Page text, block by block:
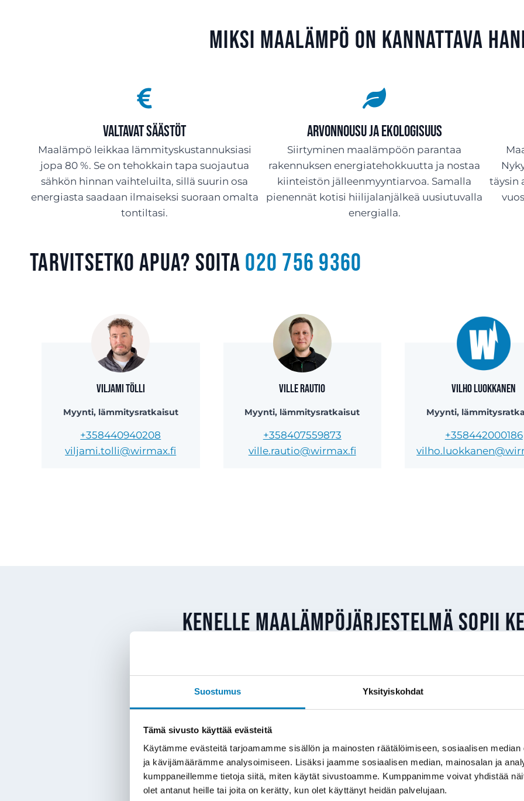
Suostumus Yksityiskohdat
Tämä sivusto käyttää evästeitä
Käytämme evästeitä tarjoamamme sisällön ja mainosten räätälöimiseen, sosiaalisen
ja kävijämäärämme analysoimiseen. Lisäksi jaamme sosiaalisen median, mainosalan ja
kumppaneillemme tietoja siitä, miten käytät sivustoamme. Kumppanimme voivat yhdistää
olet antanut heille tai joita on kerätty, kun olet käyttänyt heidän palvelujaan.
Miksi maalämpö on kannattava
Valtavat säästöt
Maalämpö leikkaa lämmityskustannuksiasi
jopa 80 %. Se on tehokkain tapa suojautua
sähkön hinnan vaihteluilta, sillä suurin osa
energiasta saadaan ilmaiseksi suoraan omalta
tontiltasi.
Arvonnousu ja ekologisuus
Siirtyminen maalämpöön parantaa
rakennuksen energiatehokkuutta ja nostaa
kiinteistön jälleenmyyntiarvoa. Samalla
pienennät kotisi hiilijalanjälkeä uusiutuvalla
energialla.
täysin
Tarvitsetko apua? Soita020 756 9360
Viljami Tölli
Myynti, lämmitysratkaisut
+358440940208
viljami.tolli@wirmax.fi
Ville Rautio
Myynti, lämmitysratkaisut
+358407559873
ville.rautio@wirmax.fi
Vilho Luokkanen
Myynti,
+358442000186
Kenelle maalämpöjärjestelmä sopii
Maalämpö sopii Keravalla kohteisiin, joissa on tilaa porareiälle ja
lämmönjakojärjestelmä – joko vesikiertoiset patterit tai lattialämmitys.
maalämmön hankintaan ovat:
Öljylämmityksen vaihto
lämmityksestä epämielekästä. Maalämpö korvaa öljykattilan kokonaan.
Suoran sähkölämmityksen modernisointi: Vesikiertoinen sähkökattila
maalämpöön ja sähkölaskuun saadaan merkittävä pudotus.
Vanhan maalämpöjärjestelmän vaihto uuteen: Moni alkuperäinen